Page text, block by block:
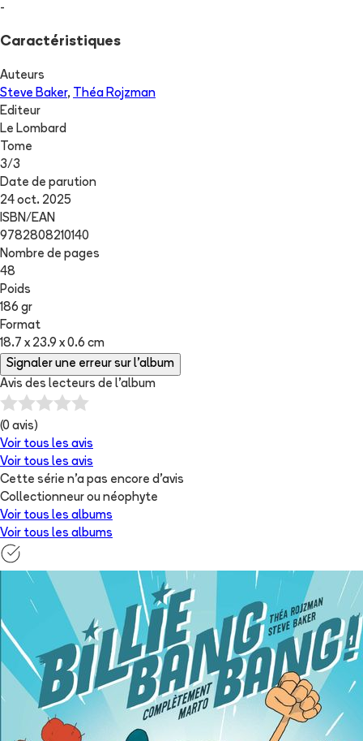
-
Caractéristiques
Auteurs
Steve Baker, Théa Rojzman
Editeur
Le Lombard
Tome
3/3
Date de parution
24 oct. 2025
ISBN/EAN
9782808210140
Nombre de pages
48
Poids
186 gr
Format
18.7 x 23.9 x 0.6 cm
Signaler une erreur sur l'album
Avis des lecteurs de l'album
(0 avis)
Voir tous les avis
Voir tous les avis
Cette série n'a pas encore d'avis
Collectionneur ou néophyte
Voir tous les albums
Voir tous les albums